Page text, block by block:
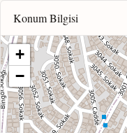
Konum Bilgisi
+
−